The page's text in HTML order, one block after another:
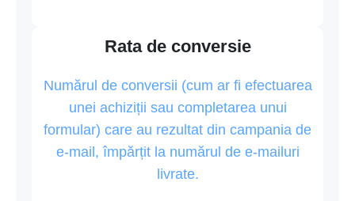
Rata de conversie
Numărul de conversii (cum ar fi efectuarea
unei achiziții sau completarea unui
formular) care au rezultat din campania de
e-mail, împărțit la numărul de e-mailuri
livrate.